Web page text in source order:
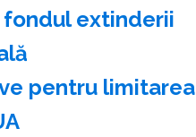
extinderii
pentru limitarea